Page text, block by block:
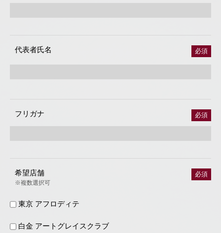
代表者氏名 必須
フリガナ 必須
希望店舗 必須
※複数選択可
東京 アフロディテ
白金 アートグレイスクラブ